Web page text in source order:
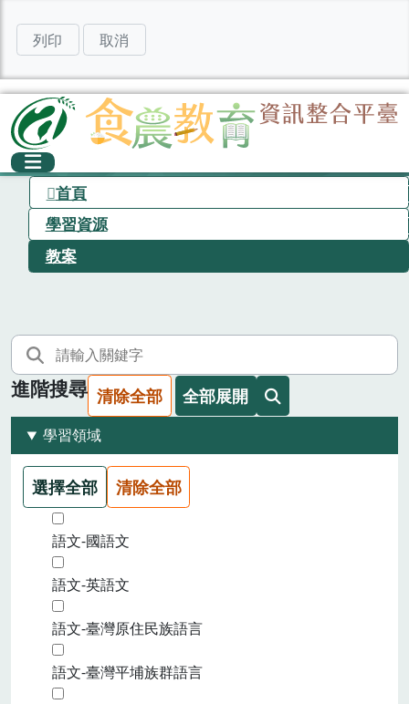
列印 取消
首頁
學習資源
教案
進階搜尋 清除全部 全部展開
學習領域
選擇全部 清除全部
語文-國語文
語文-英語文
語文-臺灣原住民族語言
語文-臺灣平埔族群語言